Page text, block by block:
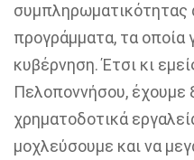
συμπληρωματικότητας
προγράμματα, τα οποία
κυβέρνηση. Έτσι κι
Πελοποννήσου, έχουμε
χρηματοδοτικά
μοχλεύσουμε και να